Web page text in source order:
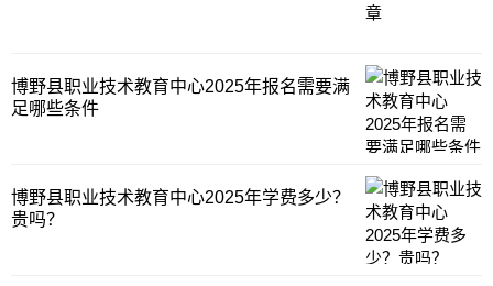
博野县职业技术教育中心2025年报名需要满
足哪些条件
博野县职业技术教育中心2025年学费多少？
贵吗？